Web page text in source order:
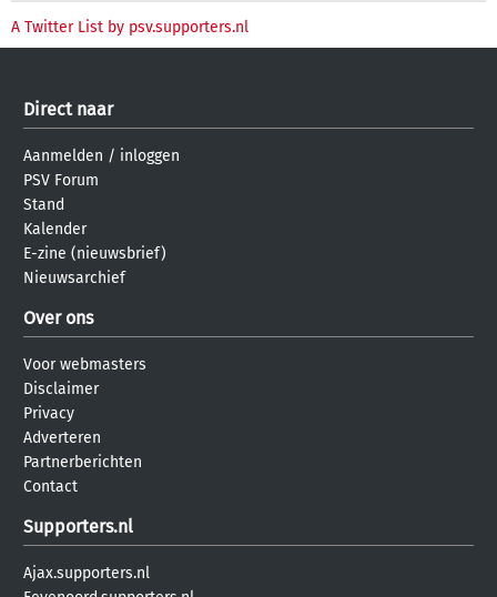
A Twitter List by psv.supporters.nl
Direct naar
Aanmelden / inloggen
PSV Forum
Stand
Kalender
E-zine (nieuwsbrief)
Nieuwsarchief
Over ons
Voor webmasters
Disclaimer
Privacy
Adverteren
Partnerberichten
Contact
Supporters.nl
Ajax.supporters.nl